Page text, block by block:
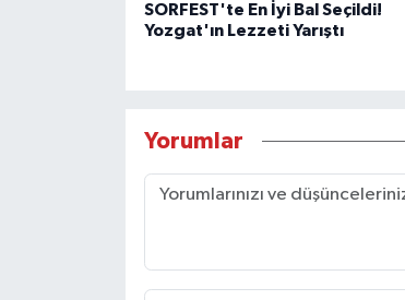
SORFEST'te En İyi Bal Seçildi!
Yozgat'ın Lezzeti Yarıştı
Yorumlar